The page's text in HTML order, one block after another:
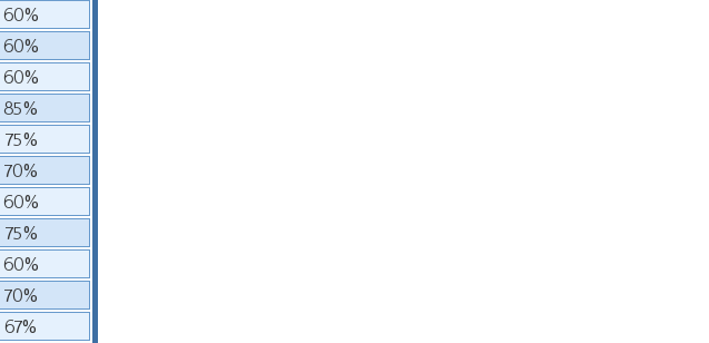
60%
60%
60%
85%
75%
70%
60%
75%
60%
70%
67%